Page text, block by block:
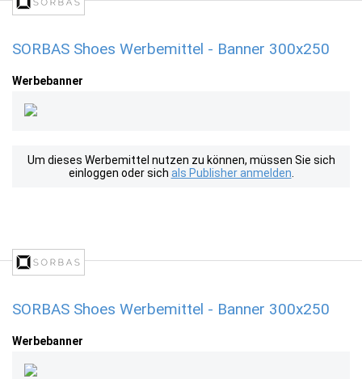
SORBAS Shoes Werbemittel - Banner 300x250
Werbebanner
Um dieses Werbemittel nutzen zu können, müssen Sie sich
einloggen oder sich als Publisher anmelden
SORBAS Shoes Werbemittel - Banner 300x250
Werbebanner